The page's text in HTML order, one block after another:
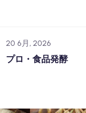
20 6月, 2026
プロ・食品発酵